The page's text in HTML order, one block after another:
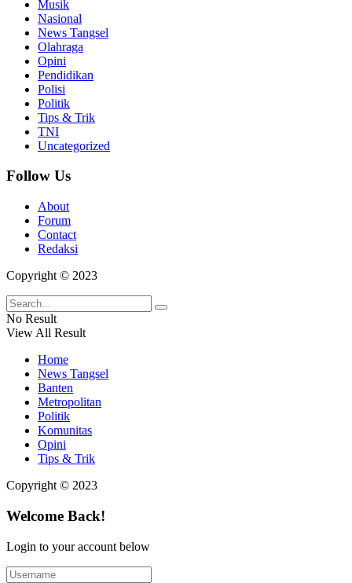
Musik
Nasional
News Tangsel
Olahraga
Opini
Pendidikan
Polisi
Politik
Tips & Trik
TNI
Uncategorized
Follow Us
About
Forum
Contact
Redaksi
Copyright © 2023
No Result
View All Result
Home
News Tangsel
Banten
Metropolitan
Politik
Komunitas
Opini
Tips & Trik
Copyright © 2023
Welcome Back!
Login to your account below